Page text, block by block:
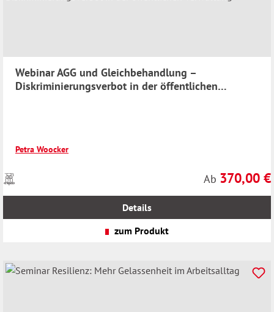
Webinar AGG und Gleichbehandlung –
Diskriminierungsverbot in der öffentlichen
Petra Woocker
Regulärer
Ab 370,00 €
Preise
inkl.
Details
zum Produkt